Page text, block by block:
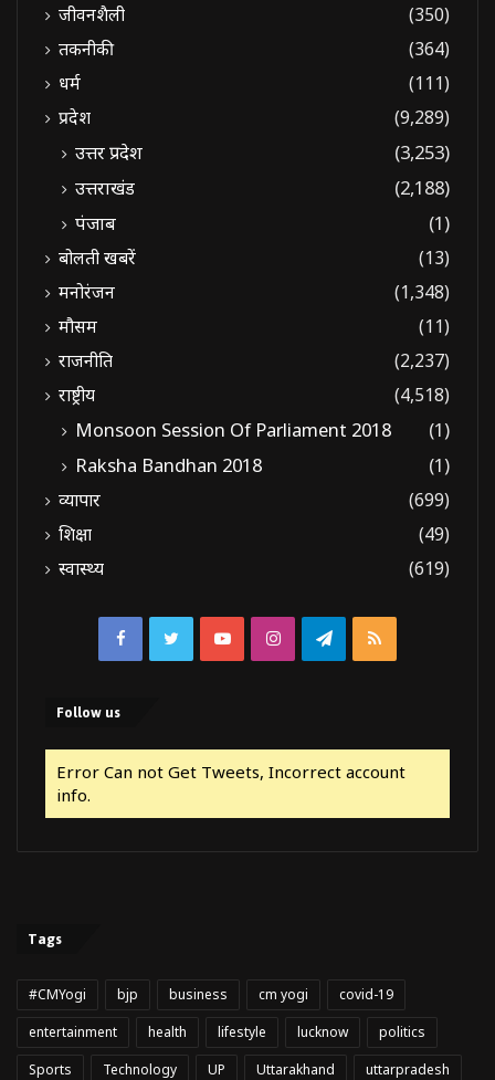
जीवनशैली
(350)
तकनीकी
(364)
धर्म
(111)
प्रदेश
(9,289)
उत्तर प्रदेश
(3,253)
उत्तराखंड
(2,188)
पंजाब
(1)
बोलती खबरें
(13)
मनोरंजन
(1,348)
मौसम
(11)
राजनीति
(2,237)
राष्ट्रीय
(4,518)
Monsoon Session Of Parliament 2018
(1)
Raksha Bandhan 2018
(1)
व्यापार
(699)
शिक्षा
(49)
स्वास्थ्य
(619)
FacebookTwitterYouTubeInstagramTelegram
RSS
Follow us
Error Can not Get Tweets, Incorrect account
info.
Tags
#CMYogi bjp business cm yogi
covid-19
entertainment
health lifestyle lucknow
politics
Sports
Technology UP Uttarakhand uttarpradesh